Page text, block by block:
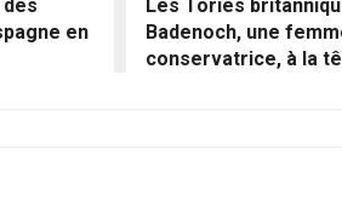
en
Les Tories
Badenoch, une
conservatrice, à la